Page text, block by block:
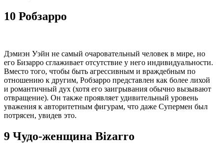
10 Робзарро
Дэмиэн Уэйн не самый очаровательный человек в мире, но
его Бизарро сглаживает отсутствие у него индивидуальности.
Вместо того, чтобы быть агрессивным и враждебным по
отношению к другим, Робзарро представлен как более лихой
и романтичный дух (хотя его заигрывания обычно вызывают
отвращение). Он также проявляет удивительный уровень
уважения к авторитетным фигурам, что даже Супермен был
потрясен, увидев это.
9 Чудо-женщина Bizarro